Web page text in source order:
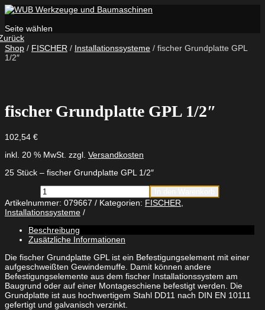
Seite wählen
Shop / FISCHER / Installationssysteme / fischer Grundplatte GPL
1/2″
fischer Grundplatte GPL 1/2″
102,54 €
inkl. 20 % MwSt. zzgl. Versandkosten
25 Stück – fischer Grundplatte GPL 1/2″
fischer
Grundplatte
GPL
1/2"
Menge
Artikelnummer: 079667 Kategorien: FISCHER
Installationssysteme
Beschreibung
Zusätzliche Informationen
Die fischer Grundplatte GPL ist ein Befestigungselement mit einer
aufgeschweißten Gewindemuffe. Damit können andere
Befestigungselemente aus dem fischer Installationssystem am
Baugrund oder auf einer Montageschiene befestigt werden. Die
Grundplatte ist aus hochwertigem Stahl DD11 nach DIN EN 10111
gefertigt und galvanisch verzinkt.